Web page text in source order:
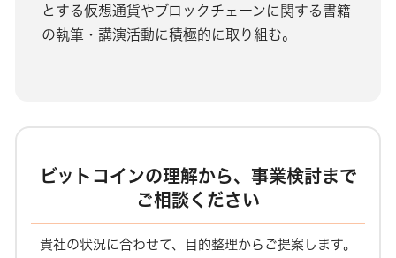
とする仮想通貨やブロックチェーンに関する書籍
の執筆・講演活動に積極的に取り組む。
ビットコインの理解から、事業検討まで
ご相談ください
貴社の状況に合わせて、目的整理からご提案します。